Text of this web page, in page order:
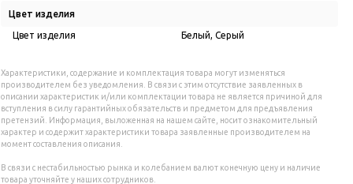
Цвет изделия
Цвет изделия Белый, Серый
Характеристики, содержание и комплектация товара могут изменяться
производителем без уведомления. В связи с этим отсутствие заявленных в
описании характеристик и/или комплектации товара не является причиной для
вступления в силу гарантийных обязательств и предметом для предъявления
претензий. Информация, выложенная на нашем сайте, носит ознакомительный
характер и содержит характеристики товара заявленные производителем на
момент составления описания.
В связи с нестабильностью рынка и колебанием валют конечную цену и наличие
товара уточняйте у наших сотрудников.